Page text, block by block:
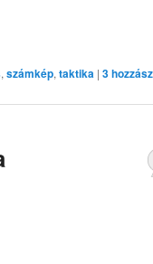
,számkép,taktika | 3